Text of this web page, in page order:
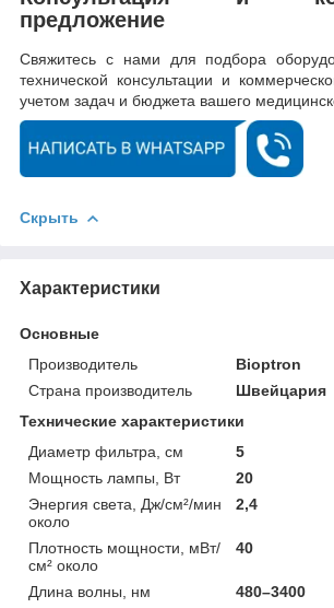
предложение
Свяжитесь с нами для подбора
технической консультации и
учетом задач и бюджета вашего
Скрыть
Характеристики
Основные
Производитель
Bioptron
Страна производитель
Швейцария
Технические характеристики
Диаметр фильтра, см
5
Мощность лампы, Вт
20
Энергия света, Дж/см²/мин
около
2,4
Плотность мощности, мВт/
см² около
40
Длина волны, нм
480–3400